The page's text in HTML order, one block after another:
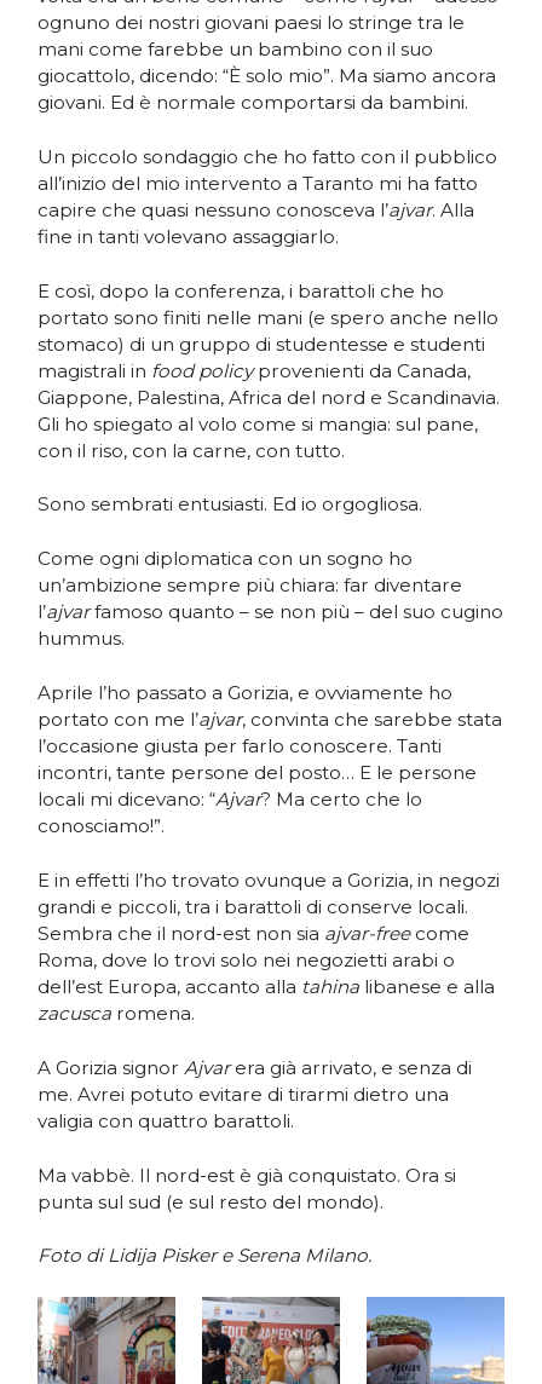
ognuno dei nostri giovani paesi lo stringe tra le
mani come farebbe un bambino con il suo
giocattolo, dicendo: “È solo mio”. Ma siamo ancora
giovani. Ed è normale comportarsi da bambini.
Un piccolo sondaggio che ho fatto con il pubblico
all’inizio del mio intervento a Taranto mi ha fatto
capire che quasi nessuno conosceva l’ajvar. Alla
fine in tanti volevano assaggiarlo.
E così, dopo la conferenza, i barattoli che ho
portato sono finiti nelle mani (e spero anche nello
stomaco) di un gruppo di studentesse e studenti
magistrali in food policyprovenienti da Canada,
Giappone, Palestina, Africa del nord e Scandinavia.
Gli ho spiegato al volo come si mangia: sul pane,
con il riso, con la carne, con tutto.
Sono sembrati entusiasti. Ed io orgogliosa.
Come ogni diplomatica con un sogno ho
un’ambizione sempre più chiara: far diventare
l’ajvarfamoso quanto – se non più – del suo cugino
hummus.
Aprile l’ho passato a Gorizia, e ovviamente ho
portato con me l’ajvar, convinta che sarebbe stata
l’occasione giusta per farlo conoscere. Tanti
incontri, tante persone del posto… E le persone
locali mi dicevano: “Ajvar? Ma certo che lo
conosciamo!”.
E in effetti l’ho trovato ovunque a Gorizia, in negozi
grandi e piccoli, tra i barattoli di conserve locali.
Sembra che il nord-est non sia ajvar-freecome
Roma, dove lo trovi solo nei negozietti arabi o
dell’est Europa, accanto alla tahina libanese e alla
zacusca romena.
A Gorizia signor Ajvarera già arrivato, e senza di
me. Avrei potuto evitare di tirarmi dietro una
valigia con quattro barattoli.
Ma vabbè. Il nord-est è già conquistato. Ora si
punta sul sud (e sul resto del mondo).
Foto di Lidija Pisker e Serena Milano.